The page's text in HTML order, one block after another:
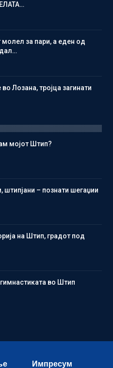
за пари, а еден од
дал…
Лозана, тројца загинати
мојот Штип?
штипјани – познати шегаџии
на Штип, градот под
во Штип
Импресум